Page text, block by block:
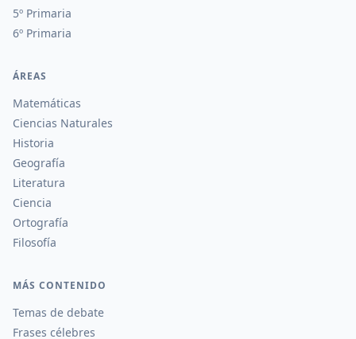
5º Primaria
6º Primaria
ÁREAS
Matemáticas
Ciencias Naturales
Historia
Geografía
Literatura
Ciencia
Ortografía
Filosofía
MÁS CONTENIDO
Temas de debate
Frases célebres